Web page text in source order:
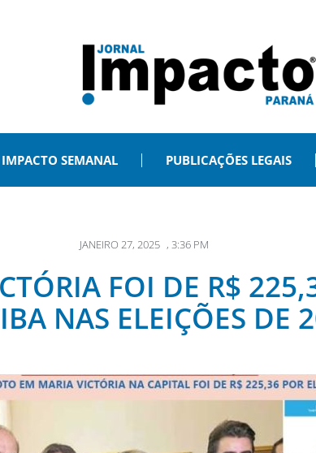
IMPACTO SEMANAL PUBLICAÇÕES LEGAIS
JANEIRO 27, 2025 , 3:36 PM
FOI DE R$
NAS ELEIÇÕES DE